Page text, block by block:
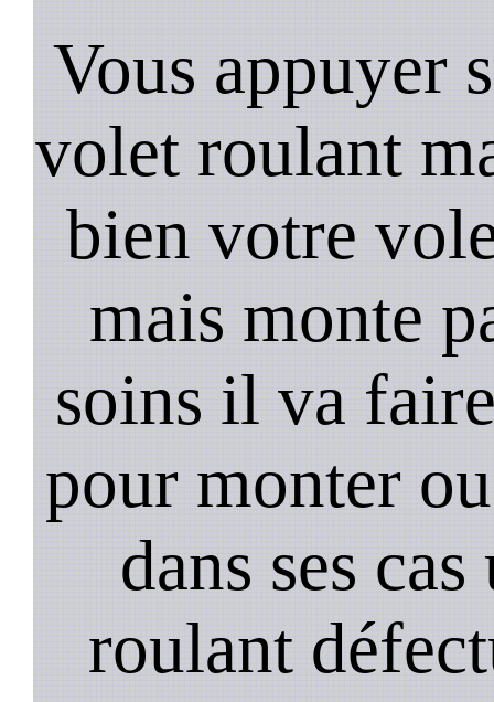
Vous appuyer
volet roulant
bien votre
mais monte
soins il va
pour monter
dans ses
roulant